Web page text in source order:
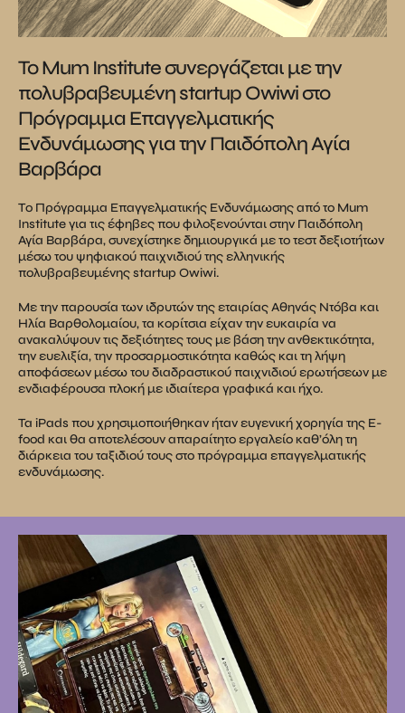
Το Μum Institute συνεργάζεται με την
πολυβραβευμένη startup Owiwi στο
Πρόγραμμα Επαγγελματικής
Ενδυνάμωσης για την Παιδόπολη Αγία
Βαρβάρα
Tο Πρόγραμμα Επαγγελματικής Ενδυνάμωσης από το Mum
Institute για τις έφηβες που φιλοξενούνται στην Παιδόπολη
Αγία Βαρβάρα, συνεχίστηκε δημιουργικά με το τεστ δεξιοτήτων
μέσω του ψηφιακού παιχνιδιού της ελληνικής
πολυβραβευμένης startup Owiwi.
Με την παρουσία των ιδρυτών της εταιρίας Αθηνάς Ντόβα και
Ηλία Βαρθολομαίου, τα κορίτσια είχαν την ευκαιρία να
ανακαλύψουν τις δεξιότητες τους με βάση την ανθεκτικότητα,
την ευελιξία, την προσαρμοστικότητα καθώς και τη λήψη
αποφάσεων μέσω του διαδραστικού παιχνιδιού ερωτήσεων με
ενδιαφέρουσα πλοκή με ιδιαίτερα γραφικά και ήχο.
Τα iPads που χρησιμοποιήθηκαν ήταν ευγενική χορηγία της E-
food και θα αποτελέσουν απαραίτητο εργαλείο καθ’όλη τη
διάρκεια του ταξιδιού τους στο πρόγραμμα επαγγελματικής
ενδυνάμωσης.